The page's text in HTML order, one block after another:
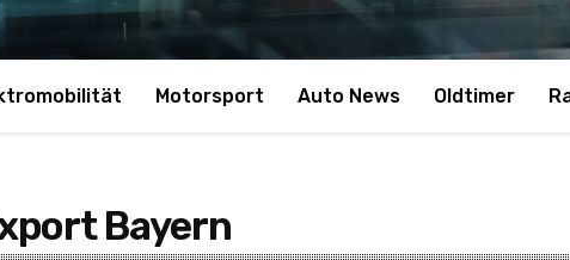
Motorsport Auto News Oldtimer
Bayern